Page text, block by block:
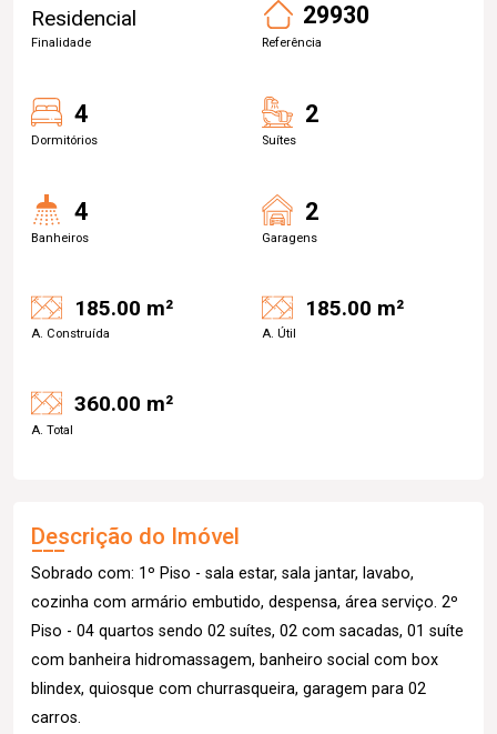
Residencial
Finalidade
29930
Referência
4
Dormitórios
2
Suítes
4
Banheiros
2
Garagens
185.00 m²
A. Construída
185.00 m²
A. Útil
360.00 m²
A. Total
Descrição do Imóvel
Sobrado com: 1º Piso - sala estar, sala jantar, lavabo,
cozinha com armário embutido, despensa, área serviço. 2º
Piso - 04 quartos sendo 02 suítes, 02 com sacadas, 01 suíte
com banheira hidromassagem, banheiro social com box
blindex, quiosque com churrasqueira, garagem para 02
carros.